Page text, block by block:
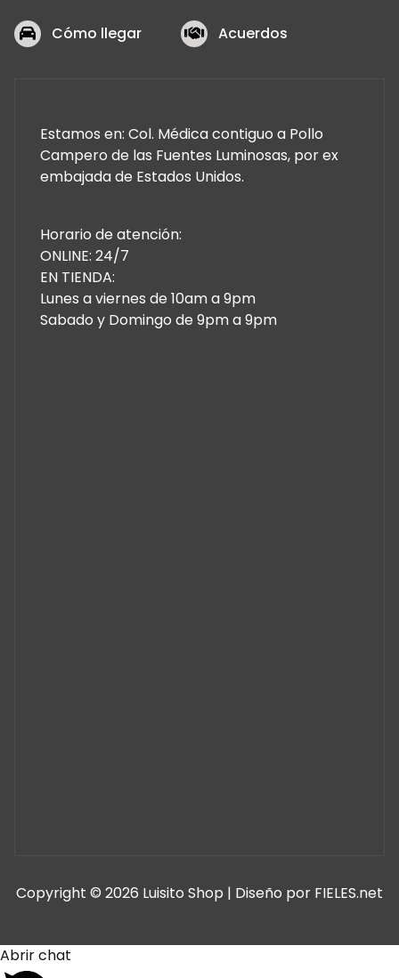
Cómo llegar Acuerdos
Estamos en: Col. Médica contiguo a Pollo
Campero de las Fuentes Luminosas, por ex
embajada de Estados Unidos.
Horario de atención:
ONLINE: 24/7
EN TIENDA:
Lunes a viernes de 10am a 9pm
Sabado y Domingo de 9pm a 9pm
Copyright © 2026 Luisito Shop | Diseño por FIELES.net
Abrir chat